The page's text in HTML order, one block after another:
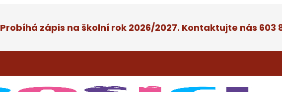
Probíhá zápis na školní rok 2026/2027. Kontaktujte nás 603